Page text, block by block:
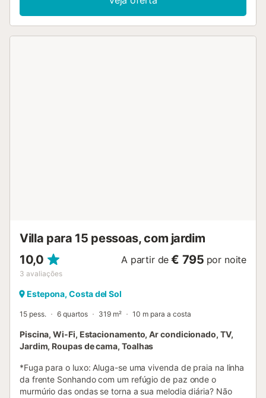
Villa para 15 pessoas, com jardim
10,0
3 avaliações
A partir de € 795 por noite
Estepona, Costa del Sol
15 pess. 6 quartos 319 m² 10 m para a costa
Piscina, Wi-Fi, Estacionamento, Ar condicionado, TV,
Jardim, Roupas de cama, Toalhas
*Fuga para o luxo: Aluga-se uma vivenda de praia na linha
da frente Sonhando com um refúgio de paz onde o
murmúrio das ondas se torna a sua melodia diária? Não